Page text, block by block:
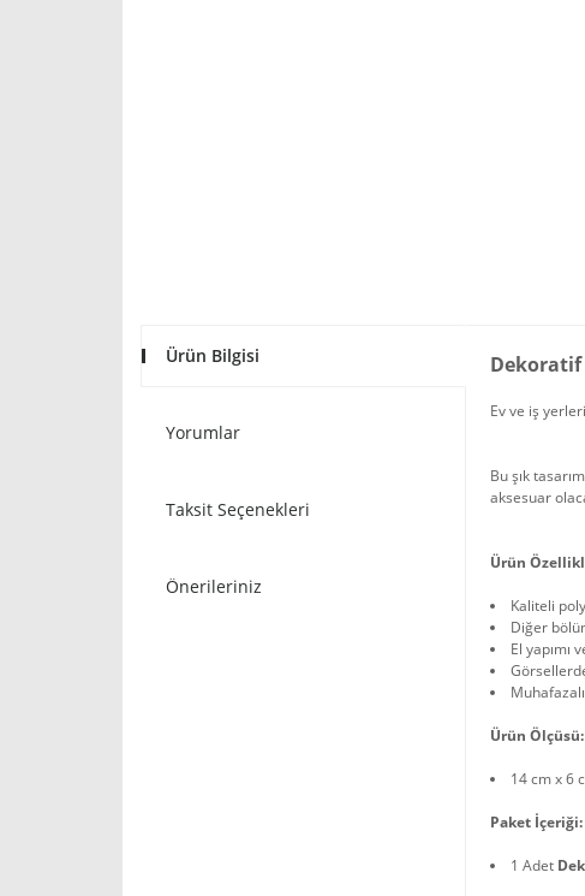
Ürün Bilgisi
Yorumlar
Taksit Seçenekleri
Önerileriniz
Ev ve iş
Bu şık
aksesuar
Ürün
Kaliteli
Diğer
El yapımı
Ürün Ölçüsü:
14 cm x 6
Paket İçeriği:
1 Adet